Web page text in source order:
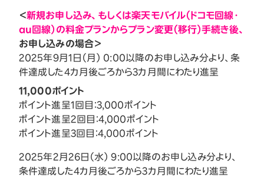
＜新規お申し込み、もしくは楽天モバイル（ドコモ回線・
au回線）の料金プランからプラン変更（移行）手続き後、
お申し込みの場合＞
2025年9月1日（月） 0:00以降のお申し込み分より、条
件達成した4カ月後ごろから3カ月間にわたり進呈
11,000ポイント
ポイント進呈1回目：3,000ポイント
ポイント進呈2回目：4,000ポイント
ポイント進呈3回目：4,000ポイント
2025年2月26日（水） 9:00以降のお申し込み分より、
条件達成した4カ月後ごろから3カ月間にわたり進呈